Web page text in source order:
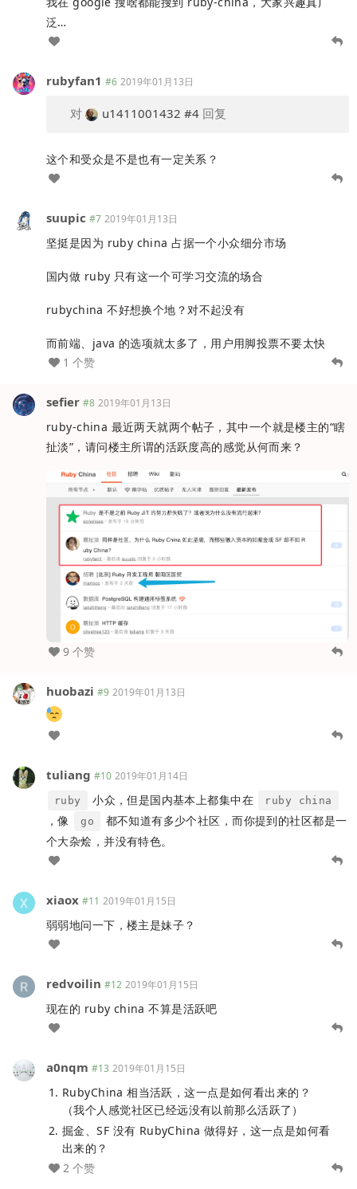
泛…
rubyfan1 #6 2019年01月13日
对 u1411001432 #4 回复
这个和受众是不是也有一定关系？
suupic #7 2019年01月13日
坚挺是因为 ruby china 占据一个小众细分市场
国内做 ruby 只有这一个可学习交流的场合
rubychina 不好想换个地？对不起没有
而前端、java 的选项就太多了，用户用脚投票不要太快
1 个赞
sefier #8 2019年01月13日
ruby-china 最近两天就两个帖子，其中一个就是楼主的“瞎
扯淡”，请问楼主所谓的活跃度高的感觉从何而来？
9 个赞
huobazi #9 2019年01月13日
tuliang #10 2019年01月14日
ruby 小众，但是国内基本上都集中在 ruby china
，像 go
都不知道有多少个社区，而你提到的社区都是一
个大杂烩，并没有特色。
xiaox #11 2019年01月15日
弱弱地问一下，楼主是妹子？
redvoilin #12 2019年01月15日
现在的 ruby china 不算是活跃吧
a0nqm #13 2019年01月15日
RubyChina 相当活跃，这一点是如何看出来的？
（我个人感觉社区已经远没有以前那么活跃了）
掘金、SF 没有 RubyChina 做得好，这一点是如何看
出来的？
2 个赞